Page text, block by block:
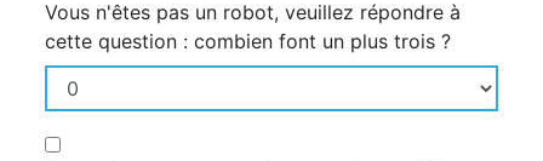
Vous n'êtes pas un robot, veuillez répondre à
cette question : combien font un plus trois ?